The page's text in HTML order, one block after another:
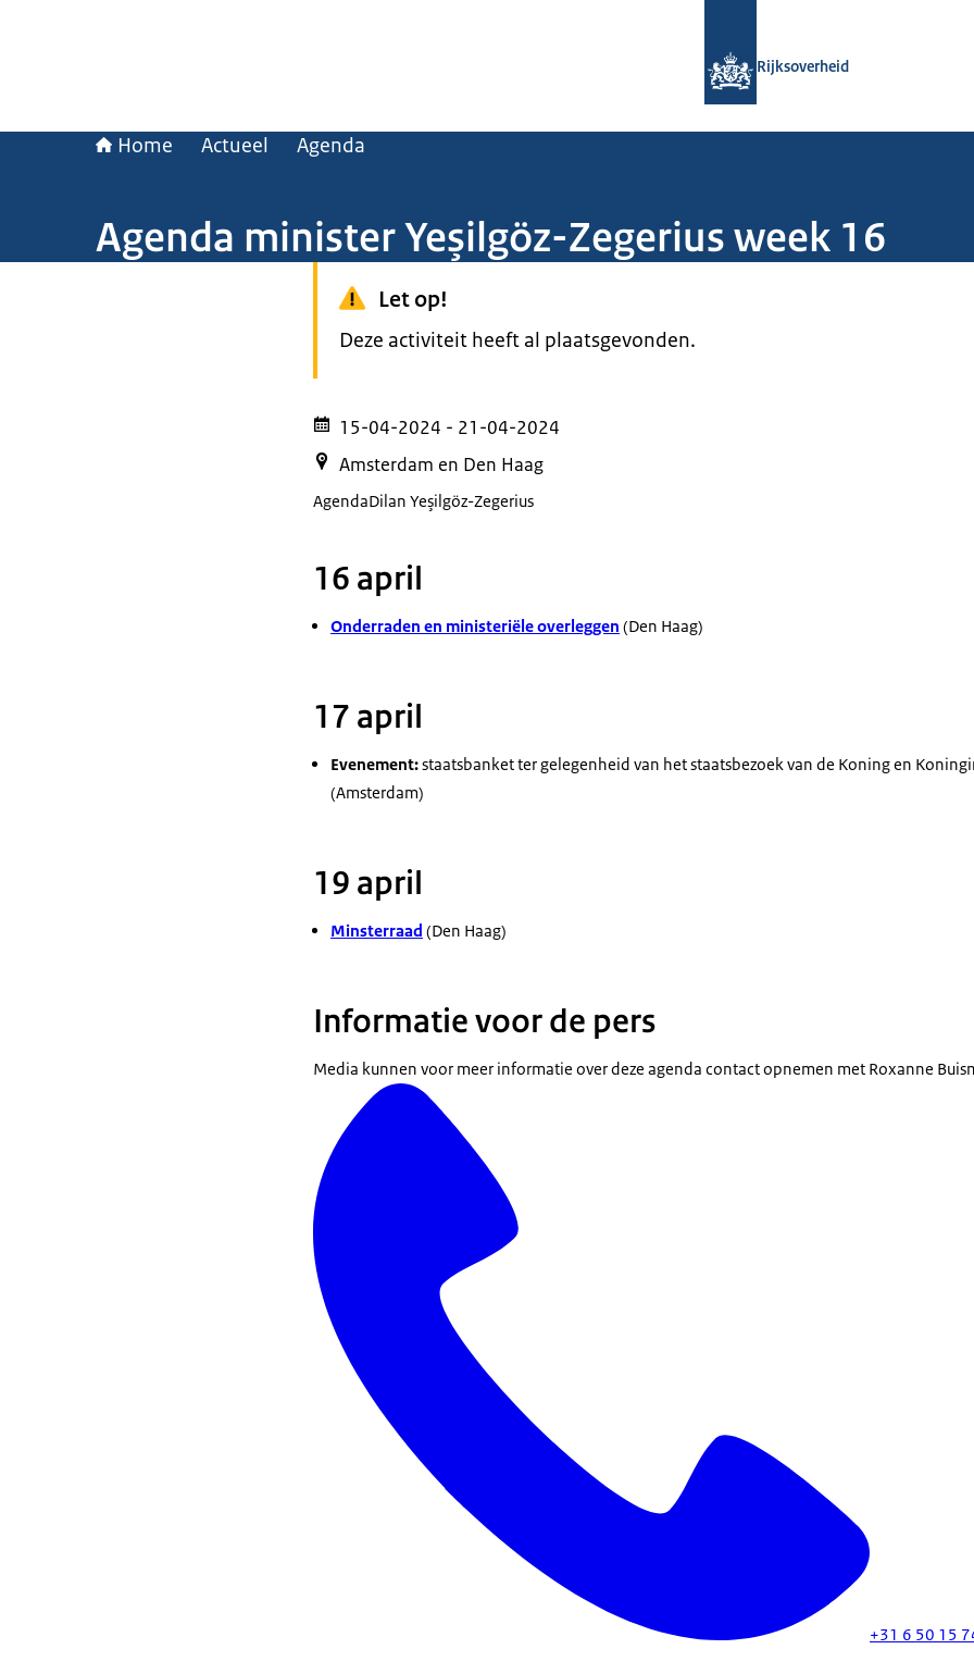
Rijksoverheid
Home Actueel Agenda
Agenda minister Yeşilgöz-Zegerius week 16
Let op!
Deze activiteit heeft al plaatsgevonden.
15-04-2024 - 21-04-2024
Amsterdam en Den Haag
AgendaDilan Yeşilgöz-Zegerius
16 april
Onderraden en ministeriële overleggen (Den Haag)
17 april
Evenement:staatsbanket ter gelegenheid van het staatsbezoek van de Koning en
(Amsterdam)
19 april
Minsterraad (Den Haag)
Informatie voor de pers
Media kunnen voor meer informatie over deze agenda contact opnemen met Roxanne
+31 6 50 15